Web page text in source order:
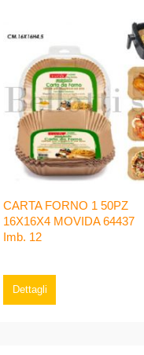
CARTA FORNO 1 50PZ
16X16X4 MOVIDA 64437
Imb. 12
Dettagli